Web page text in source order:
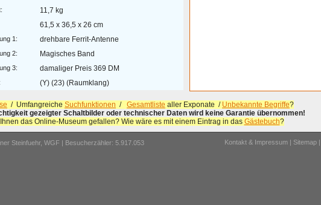
11,7 kg
61,5 x 36,5 x 26 cm
1: drehbare Ferrit-Antenne
2: Magisches Band
3: damaliger Preis 369 DM
(Y) (23) (Raumklang)
/ Umfangreiche Suchfunktionen / Gesamtliste aller Exponate / Unbekannte Begriffe?
gezeigter Schaltbilder oder technischer Daten wird keine Garantie übernommen!
das Online-Museum gefallen? Wie wäre es mit einem Eintrag in das Gästebuch?
Steinfuehr, WGF | Besucherzähler: 5.917.053 Kontakt & Impressum | Sitemap |